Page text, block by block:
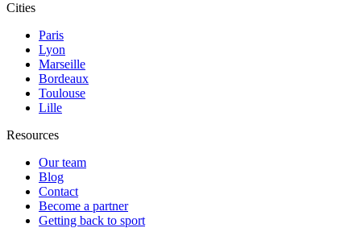
Cities
Paris
Lyon
Marseille
Bordeaux
Toulouse
Lille
Resources
Our team
Blog
Contact
Become a partner
Getting back to sport